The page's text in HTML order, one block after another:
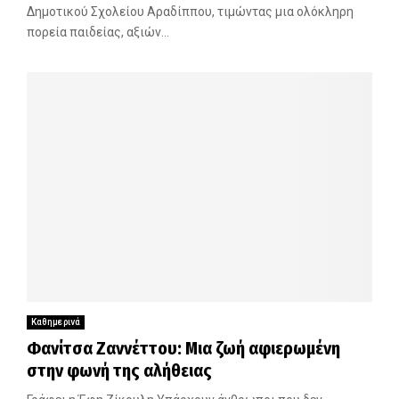
Δημοτικού Σχολείου Αραδίππου, τιμώντας μια ολόκληρη
πορεία παιδείας, αξιών...
Καθημερινά
Φανίτσα Ζαννέττου: Μια ζωή αφιερωμένη
στην φωνή της αλήθειας